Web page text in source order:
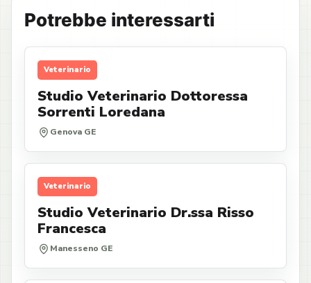
Potrebbe interessarti
Veterinario
Studio Veterinario Dottoressa
Sorrenti Loredana
Genova GE
Veterinario
Studio Veterinario Dr.ssa Risso
Francesca
Manesseno GE